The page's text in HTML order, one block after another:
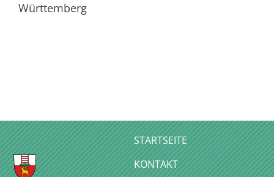
Württemberg
STARTSEITE
KONTAKT